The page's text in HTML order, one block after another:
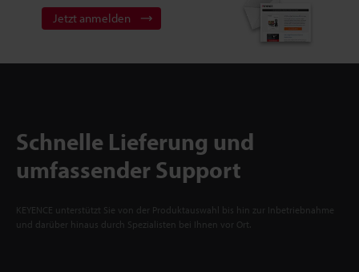
Jetzt anmelden
Schnelle Lieferung und
umfassender Support
KEYENCE unterstützt Sie von der Produktauswahl bis hin zur Inbetriebnahme
und darüber hinaus durch Spezialisten bei Ihnen vor Ort.